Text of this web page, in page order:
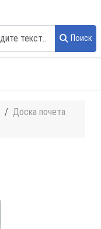
Поиск
Доска почета